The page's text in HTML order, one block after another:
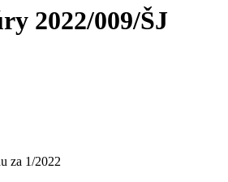
2022/009/ŠJ
za 1/2022